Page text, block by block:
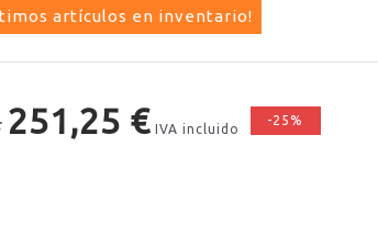
artículos en inventario!
251,25 € IVA incluido
-25%